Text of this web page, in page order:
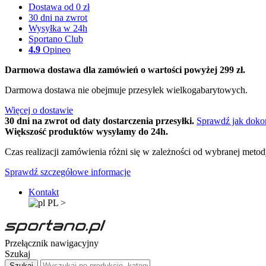
Dostawa od 0 zł
30 dni na zwrot
Wysyłka w 24h
Sportano Club
4.9 Opineo
Darmowa dostawa dla zamówień o wartości powyżej 299 zł.
Darmowa dostawa nie obejmuje przesyłek wielkogabarytowych.
Więcej o dostawie
30 dni na zwrot od daty dostarczenia przesyłki. Sprawdź jak
Większość produktów wysyłamy do 24h.
Czas realizacji zamówienia różni się w zależności od wybranej
Sprawdź szczegółowe informacje
Kontakt
PL >
Przełącznik nawigacyjny
Szukaj